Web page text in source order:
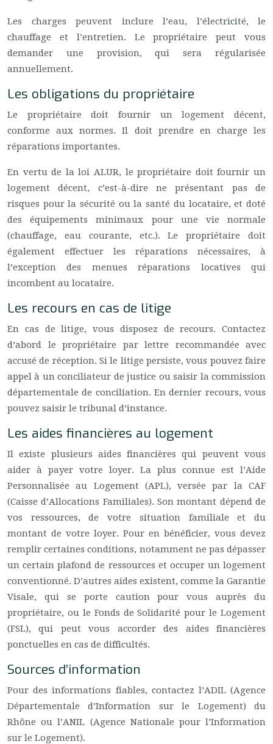
Les charges peuvent inclure l’eau, l’électricité, le
chauffage et l’entretien. Le propriétaire peut vous
demander une provision, qui sera régularisée
annuellement.
Les obligations du propriétaire
Le propriétaire doit fournir un logement décent,
conforme aux normes. Il doit prendre en charge les
réparations importantes.
En vertu de la loi ALUR, le propriétaire doit fournir un
logement décent, c’est-à-dire ne présentant pas de
risques pour la sécurité ou la santé du locataire, et doté
des équipements minimaux pour une vie normale
(chauffage, eau courante, etc.). Le propriétaire doit
également effectuer les réparations nécessaires, à
l’exception des menues réparations locatives qui
incombent au locataire.
Les recours en cas de litige
En cas de litige, vous disposez de recours. Contactez
d’abord le propriétaire par lettre recommandée avec
accusé de réception. Si le litige persiste, vous pouvez faire
appel à un conciliateur de justice ou saisir la commission
départementale de conciliation. En dernier recours, vous
pouvez saisir le tribunal d’instance.
Les aides financières au logement
Il existe plusieurs aides financières qui peuvent vous
aider à payer votre loyer. La plus connue est l’Aide
Personnalisée au Logement (APL), versée par la CAF
(Caisse d’Allocations Familiales). Son montant dépend de
vos ressources, de votre situation familiale et du
montant de votre loyer. Pour en bénéficier, vous devez
remplir certaines conditions, notamment ne pas dépasser
un certain plafond de ressources et occuper un logement
conventionné. D’autres aides existent, comme la Garantie
Visale, qui se porte caution pour vous auprès du
propriétaire, ou le Fonds de Solidarité pour le Logement
(FSL), qui peut vous accorder des aides financières
ponctuelles en cas de difficultés.
Sources d’information
Pour des informations fiables, contactez l’ADIL (Agence
Départementale d’Information sur le Logement) du
Rhône ou l’ANIL (Agence Nationale pour l’Information
sur le Logement).